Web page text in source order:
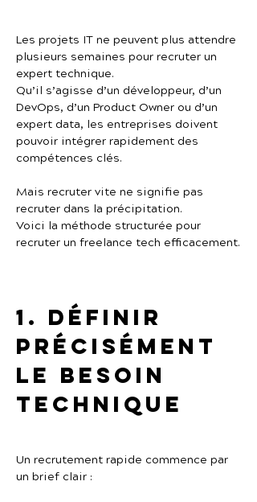
Les projets IT ne peuvent plus attendre
plusieurs semaines pour recruter un
expert technique.
Qu’il s’agisse d’un développeur, d’un
DevOps, d’un Product Owner ou d’un
expert data, les entreprises doivent
pouvoir intégrer rapidement des
compétences clés.
Mais recruter vite ne signifie pas
recruter dans la précipitation.
Voici la méthode structurée pour
recruter un freelance tech efficacement.
1. Définir
précisément
le besoin
technique
Un recrutement rapide commence par
un brief clair :